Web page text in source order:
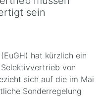
sein
hat kürzlich ein
von
sich auf die im Mai
Sonderregelung